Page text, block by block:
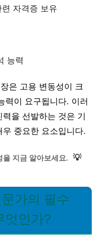
자격증 보유
능력
은 고용 변동성이 크
력이 요구됩니다. 이러
을 선발하는 것은 기
중요한 요소입니다.
을 지금 알아보세요. 💡
가의 필수
엇인가?